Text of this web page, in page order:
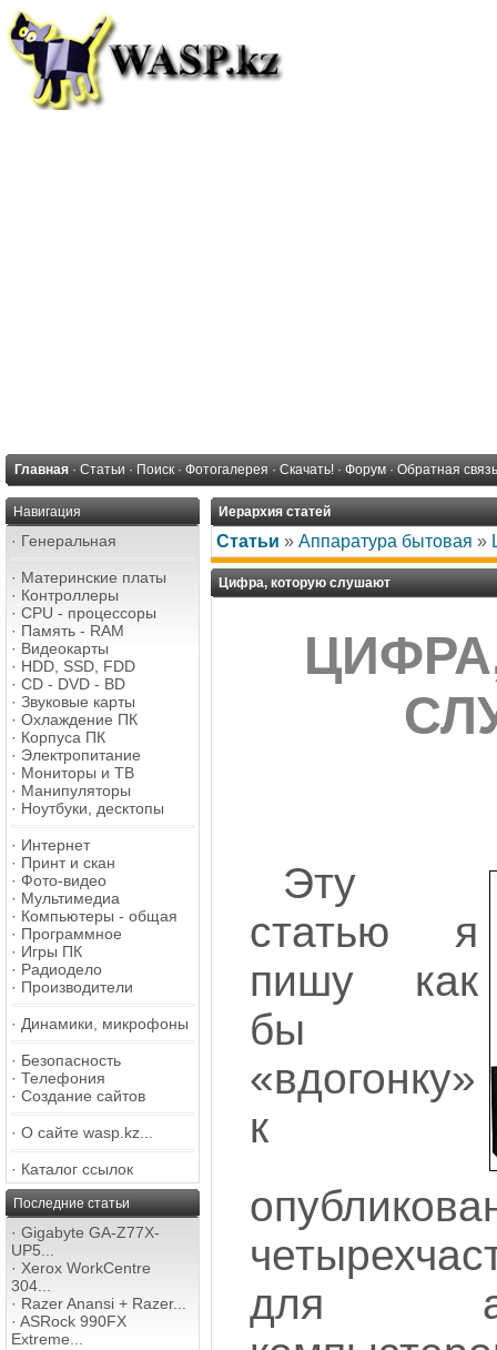
Главная · Статьи · Поиск · Фотогалерея · Скачать! · Форум · Обратная связь
Навигация
· Генеральная
· Материнские платы
· Контроллеры
· CPU - процессоры
· Память - RAM
· Видеокарты
· HDD, SSD, FDD
· CD - DVD - BD
· Звуковые карты
· Охлаждение ПК
· Корпуса ПК
· Электропитание
· Мониторы и ТВ
· Манипуляторы
· Ноутбуки, десктопы
· Интернет
· Принт и скан
· Фото-видео
· Мультимедиа
· Компьютеры - общая
· Программное
· Игры ПК
· Радиодело
· Производители
· Динамики, микрофоны
· Безопасность
· Телефония
· Создание сайтов
· О сайте wasp.kz...
· Каталог ссылок
Последние статьи
· Gigabyte GA-Z77X-
UP5...
· Xerox WorkCentre
304...
· Razer Anansi + Razer...
· ASRock 990FX
Extreme...
Иерархия статей
Статьи » Аппаратура бытовая »
Цифра, которую слушают
Эту
статью я
пишу как
бы
«вдогонку»
к
для